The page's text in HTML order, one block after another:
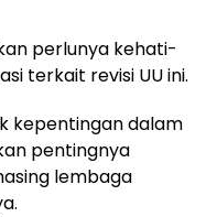
perlunya kehati-
terkait revisi UU ini.
kepentingan dalam
pentingnya
lembaga